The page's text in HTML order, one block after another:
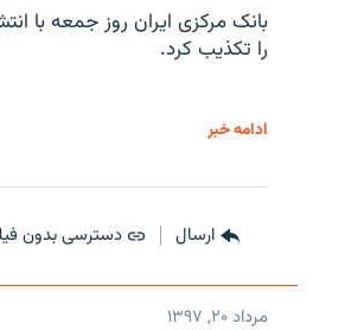
را تکذیب کرد.
ادامه خبر
ارسال دسترسی بدون
مرداد ۲۰, ۱۳۹۷